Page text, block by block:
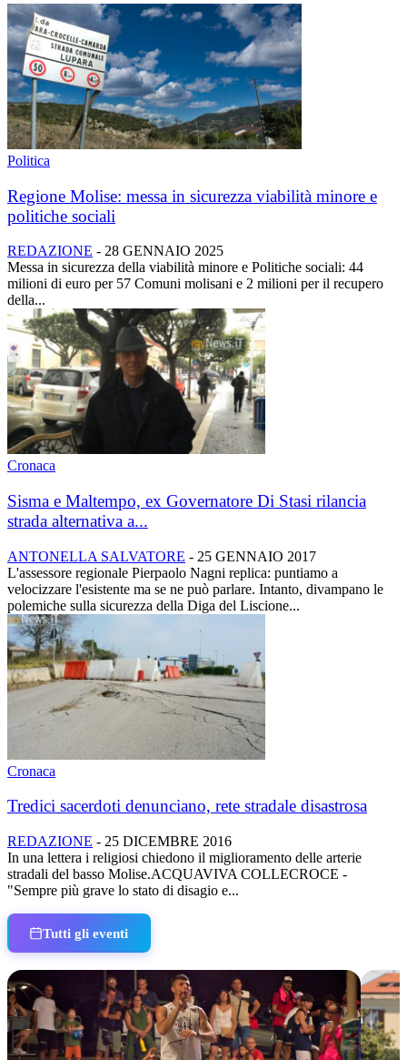
Politica
Regione Molise: messa in sicurezza viabilità minore e
politiche sociali
REDAZIONE - 28 GENNAIO 2025
Messa in sicurezza della viabilità minore e Politiche sociali: 44
milioni di euro per 57 Comuni molisani e 2 milioni per il recupero
della...
Cronaca
Sisma e Maltempo, ex Governatore Di Stasi rilancia
strada alternativa a...
ANTONELLA SALVATORE - 25 GENNAIO 2017
L'assessore regionale Pierpaolo Nagni replica: puntiamo a
velocizzare l'esistente ma se ne può parlare. Intanto, divampano le
polemiche sulla sicurezza della Diga del Liscione...
Cronaca
Tredici sacerdoti denunciano, rete stradale disastrosa
REDAZIONE - 25 DICEMBRE 2016
In una lettera i religiosi chiedono il miglioramento delle arterie
stradali del basso Molise.ACQUAVIVA COLLECROCE -
"Sempre più grave lo stato di disagio e...
Tutti gli eventi